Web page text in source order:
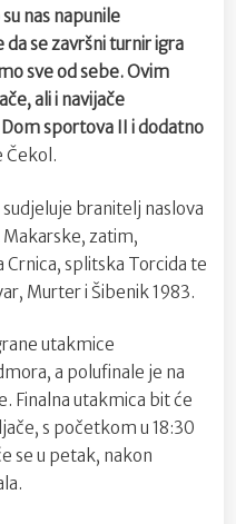
nas napunile
se završni turnir igra
sve od sebe. Ovim
ali i navijače
sportova II i dodatno
Čekol.
branitelj naslova
zatim,
Crnica, splitska Torcida te
Murter i Šibenik 1983.
utakmice
a polufinale je na
Finalna utakmica bit će
s početkom u 18:30
se u petak, nakon